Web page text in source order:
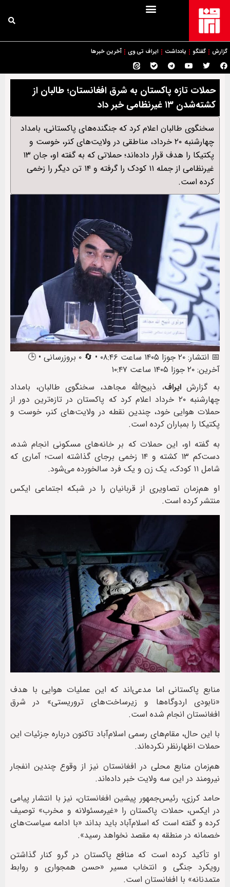
گزارش گفتگو یادداشت ایراف تی وی آخرین خبرها
حملات تازه پاکستان به شرق افغانستان؛ طالبان از
کشته‌شدن ۱۳ غیرنظامی خبر داد
سخنگوی طالبان اعلام کرد که جنگنده‌های پاکستانی، بامداد
چهارشنبه ۲۰ خرداد، مناطقی در ولایت‌های کنر، خوست و
پکتیکا را هدف قرار داده‌اند؛ حملاتی که به گفته او، جان ۱۳
غیرنظامی از جمله ۱۱ کودک را گرفته و ۱۴ تن دیگر را زخمی
کرده است.
📅 انتشار: ۲۰ جوزا ۱۴۰۵ ساعت ۰۸:۴۶ • 🔄 ۰ بروزرسانی • 🕒
آخرین: ۲۰ جوزا ۱۴۰۵ ساعت ۱۰:۴۷
به گزارشایراف، ذبیح‌الله مجاهد، سخنگوی طالبان، بامداد
چهارشنبه ۲۰ خرداد اعلام کرد که پاکستان در تازه‌ترین دور از
حملات هوایی خود، چندین نقطه در ولایت‌های کنر، خوست و
پکتیکا را بمباران کرده است.
به گفته او، این حملات که بر خانه‌های مسکونی انجام شده،
دست‌کم ۱۳ کشته و ۱۴ زخمی برجای گذاشته است؛ آماری که
شامل ۱۱ کودک، یک زن و یک فرد سالخورده می‌شود.
او هم‌زمان تصاویری از قربانیان را در شبکه اجتماعی ایکس
منتشر کرده است.
منابع پاکستانی اما مدعی‌اند که این عملیات هوایی با هدف
«نابودی اردوگاه‌ها و زیرساخت‌های تروریستی» در شرق
افغانستان انجام شده است.
با این حال، مقام‌های رسمی اسلام‌آباد تاکنون درباره جزئیات این
حملات اظهارنظر نکرده‌اند.
هم‌زمان منابع محلی در افغانستان نیز از وقوع چندین انفجار
نیرومند در این سه ولایت خبر داده‌اند.
حامد کرزی، رئیس‌جمهور پیشین افغانستان، نیز با انتشار پیامی
در ایکس، حملات پاکستان را «غیرمسئولانه و مخرب» توصیف
کرده و گفته است که اسلام‌آباد باید بداند «با ادامه سیاست‌های
خصمانه در منطقه به مقصد نخواهد رسید».
او تأکید کرده است که منافع پاکستان در گرو کنار گذاشتن
رویکرد جنگی و انتخاب مسیر «حسن همجواری و روابط
متمدنانه» با افغانستان است.